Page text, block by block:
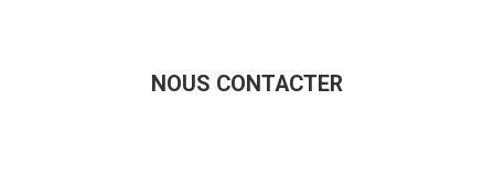
NOUS CONTACTER